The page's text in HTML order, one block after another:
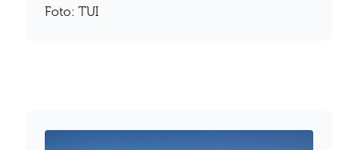
Foto: TUI